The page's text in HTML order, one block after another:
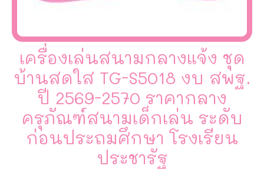
เครื่องเล่นสนามกลางแจ้ง ชุด
บ้านสดใส TG-S5018 งบ สพฐ.
ปี 2569-2570 ราคากลาง
ครุภัณฑ์สนามเด็กเล่น ระดับ
ก่อนประถมศึกษา โรงเรียน
ประชารัฐ